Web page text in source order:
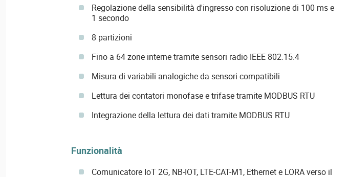
Regolazione della sensibilità d'ingresso con risoluzione di 100 ms e
1 secondo
8 partizioni
Fino a 64 zone interne tramite sensori radio IEEE 802.15.4
Misura di variabili analogiche da sensori compatibili
Lettura dei contatori monofase e trifase tramite MODBUS RTU
Integrazione della lettura dei dati tramite MODBUS RTU
Funzionalità
Comunicatore IoT 2G, NB-IOT, LTE-CAT-M1, Ethernet e LORA verso il